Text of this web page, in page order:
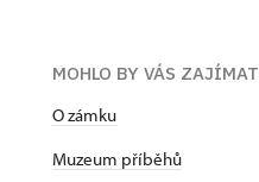
MOHLO BY VÁS ZAJÍMAT
O zámku
Muzeum příběhů